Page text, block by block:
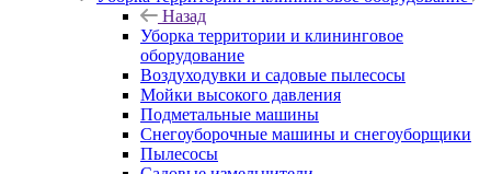
Назад
Уборка территории и клининговое
оборудование
Воздуходувки и садовые пылесосы
Мойки высокого давления
Подметальные машины
Снегоуборочные машины и снегоуборщики
Пылесосы